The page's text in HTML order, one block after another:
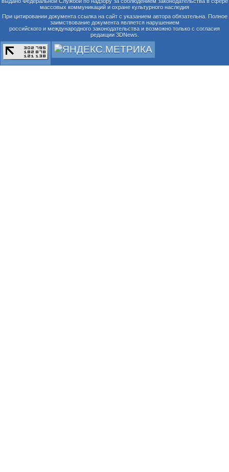
массовых коммуникаций и охране культурного наследия
При цитировании документа ссылка на сайт с указанием автора обязательна. Полное
заимствование документа является нарушением
российского и международного законодательства и возможно только с согласия
редакции 3DNews.